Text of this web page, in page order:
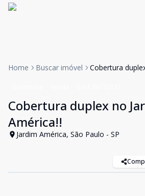
Home Buscar imóvel Cobertura
Cobertura duplex no
América!!
Jardim América, São Paulo - SP